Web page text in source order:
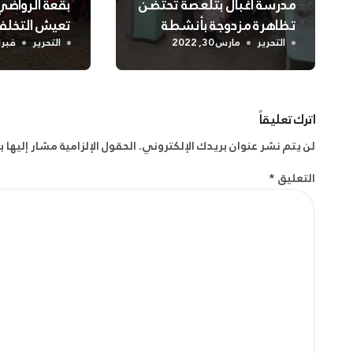
تظاهرة مزدوجة بأنشطة
متنوعة
التحرير مارس 30, 2022
تعيش
والسكان
الشلف
التحرير فبراير
اترك تعليقاً
لن يتم نشر عنوان بريدك الإلكتروني.الحقول الإلزامية مشار إليها
التعليق*